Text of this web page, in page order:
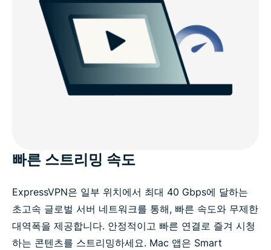
빠른 스트리밍 속도
ExpressVPN은 일부 위치에서 최대 40 Gbps에 달하는
초고속 글로벌 서버 네트워크를 통해, 빠른 속도와 무제한
대역폭을 제공합니다. 안정적이고 빠른 연결로 즐겨 시청
하는 콘텐츠를 스트리밍하세요. Mac 앱은 Smart